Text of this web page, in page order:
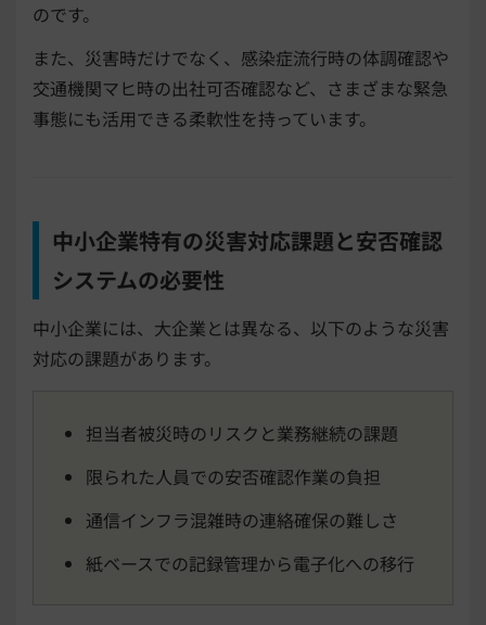
のです。
また、災害時だけでなく、感染症流行時の体調確認や
交通機関マヒ時の出社可否確認など、さまざまな緊急
事態にも活用できる柔軟性を持っています。
中小企業特有の災害対応課題と安否確認
システムの必要性
中小企業には、大企業とは異なる、以下のような災害
対応の課題があります。
担当者被災時のリスクと業務継続の課題
限られた人員での安否確認作業の負担
通信インフラ混雑時の連絡確保の難しさ
紙ベースでの記録管理から電子化への移行